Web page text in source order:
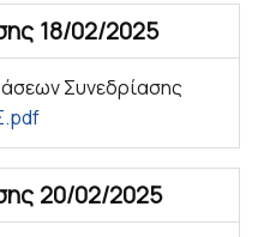
18/02/2025
Συνεδρίασης
20/02/2025